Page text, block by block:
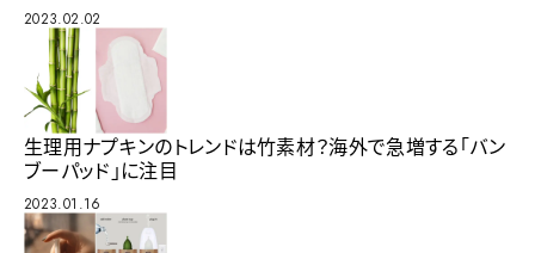
2023.02.02
生理用ナプキンのトレンドは竹素材？海外で急増する「バン
ブーパッド」に注目
2023.01.16